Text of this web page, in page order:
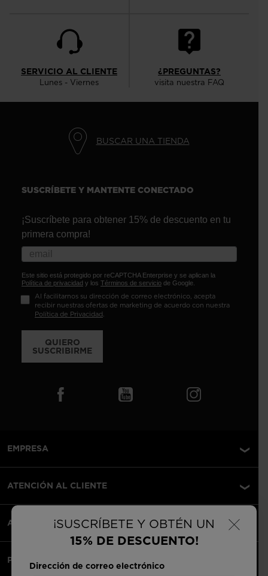
×
¡SUSCRÍBETE Y OBTÉN UN
15% DE DESCUENTO!
Dirección de correo electrónico
SERVICIO AL CLIENTE
Lunes - Viernes
¿PREGUNTAS?
visita nuestra FAQ
BUSCAR UNA TIENDA
SUSCRÍBETE Y MANTENTE CONECTADO
¡Suscríbete para obtener 15% de descuento en tu
primera compra!
Este sitio está protegido por reCAPTCHA Enterprise y se aplican la
Política de privacidad y los Términos de servicio de Google.
Al facilitarnos su dirección de correo electrónico, acepta
recibir nuestras ofertas de marketing de acuerdo con nuestra
Política de Privacidad.
QUIERO
SUSCRIBIRME
EMPRESA
ATENCIÓN AL CLIENTE
AVISOS LEGALES
PAGOS ACEPTADOS